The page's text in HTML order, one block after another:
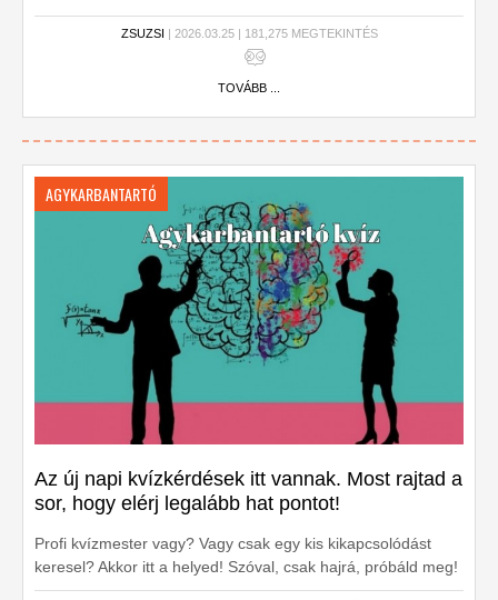
ZSUZSI | 2026.03.25 | 181,275 MEGTEKINTÉS
TOVÁBB ...
AGYKARBANTARTÓ
Az új napi kvízkérdések itt vannak. Most rajtad a
sor, hogy elérj legalább hat pontot!
Profi kvízmester vagy? Vagy csak egy kis kikapcsolódást
keresel? Akkor itt a helyed! Szóval, csak hajrá, próbáld meg!
Hány kérdésre tudod kiválasztani a helyes választ?